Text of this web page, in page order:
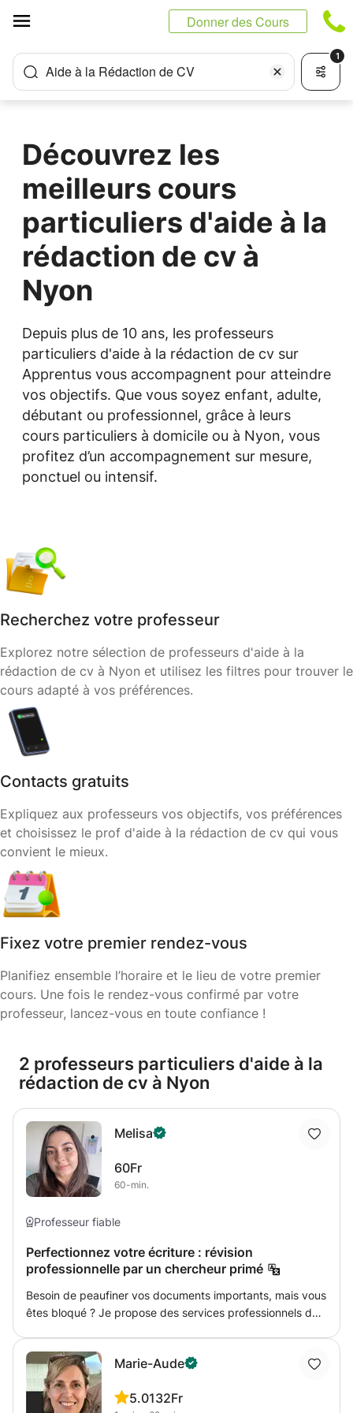
Donner des Cours
Aide à la Rédaction de CV
1
Découvrez les
meilleurs cours
particuliers d'aide à la
rédaction de cv à
Nyon
Depuis plus de 10 ans, les professeurs
particuliers d'aide à la rédaction de cv sur
Apprentus vous accompagnent pour atteindre
vos objectifs. Que vous soyez enfant, adulte,
débutant ou professionnel, grâce à leurs
cours particuliers à domicile ou à Nyon, vous
profitez d’un accompagnement sur mesure,
ponctuel ou intensif.
Recherchez votre professeur
Explorez notre sélection de professeurs d'aide à la
rédaction de cv à Nyon et utilisez les filtres pour trouver le
cours adapté à vos préférences.
Contacts gratuits
Expliquez aux professeurs vos objectifs, vos préférences
et choisissez le prof d'aide à la rédaction de cv qui vous
convient le mieux.
Fixez votre premier rendez-vous
Planifiez ensemble l’horaire et le lieu de votre premier
cours. Une fois le rendez-vous confirmé par votre
professeur, lancez-vous en toute confiance !
2 professeurs particuliers d'aide à la
rédaction de cv à Nyon
Melisa
60Fr
60-min.
Professeur fiable
Perfectionnez votre écriture : révision
professionnelle par un chercheur primé
Besoin de peaufiner vos documents importants, mais vous
êtes bloqué ? Je propose des services professionnels de
communication efficace. Fort de mes propres réalisations
en recherche, j'apporte une connaissance approfondie de
ce que les professeurs, les rédacteurs en chef de revues
Marie-Aude
5.0132Fr